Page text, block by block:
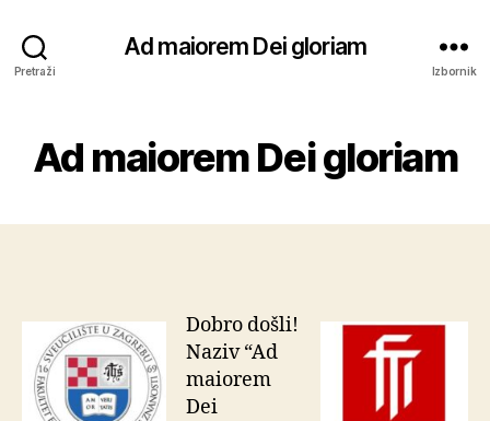
Pretraži
Ad maiorem Dei gloriam
Izbornik
Ad maiorem Dei gloriam
Dobro došli!
Naziv “Ad
maiorem
Dei